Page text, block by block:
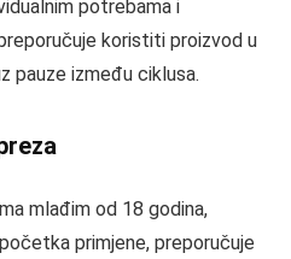
potrebama i
koristiti proizvod u
pauze između ciklusa.
mlađim od 18 godina,
primjene, preporučuje